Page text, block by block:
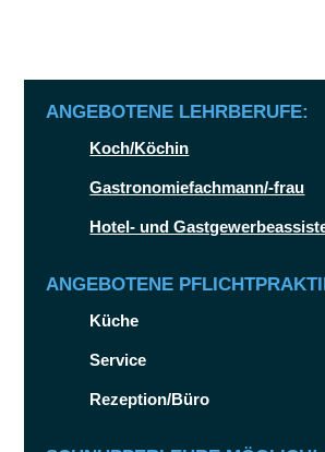
ANGEBOTENE LEHRBERUFE:
Koch/Köchin
Gastronomiefachmann/-frau
Hotel- und
ANGEBOTENE
Küche
Service
Rezeption/Büro